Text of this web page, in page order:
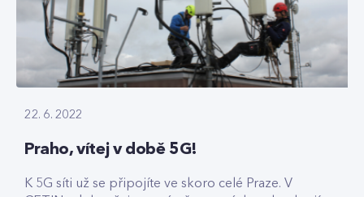
22. 6. 2022
Praho, vítej v době 5G!
K 5G síti už se připojíte ve skoro celé Praze. V